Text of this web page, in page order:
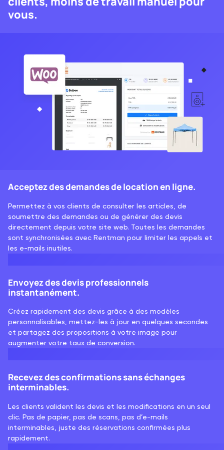
vous.
Acceptez des demandes de location en ligne.
Permettez à vos clients de consulter les articles, de
soumettre des demandes ou de générer des devis
directement depuis votre site web. Toutes les demandes
sont synchronisées avec Rentman pour limiter les appels et
les e-mails inutiles.
Envoyez des devis professionnels
instantanément.
Créez rapidement des devis grâce à des modèles
personnalisables, mettez-les à jour en quelques secondes
et partagez des propositions à votre image pour
augmenter votre taux de conversion.
Recevez des confirmations sans échanges
interminables.
Les clients valident les devis et les modifications en un seul
clic. Pas de papier, pas de scans, pas d’e-mails
interminables, juste des réservations confirmées plus
rapidement.